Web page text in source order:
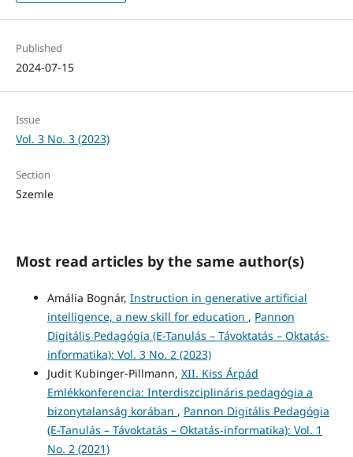
Published
2024-07-15
Issue
Vol. 3 No. 3 (2023)
Section
Szemle
Most read articles by the same author(s)
Amália Bognár, Instruction in generative artificial
intelligence, a new skill for education , Pannon
Digitális Pedagógia (E-Tanulás – Távoktatás – Oktatás-
informatika): Vol. 3 No. 2 (2023)
Judit Kubinger-Pillmann, XII. Kiss Árpád
Emlékkonferencia: Interdiszciplináris pedagógia a
bizonytalanság korában , Pannon Digitális Pedagógia
(E-Tanulás – Távoktatás – Oktatás-informatika): Vol. 1
No. 2 (2021)